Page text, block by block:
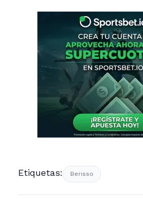
Etiquetas: Berisso